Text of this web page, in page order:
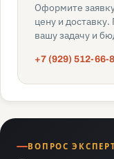
Оформите
цену и
вашу задачу и
+7 (929) 512-66-
ВОПРОС